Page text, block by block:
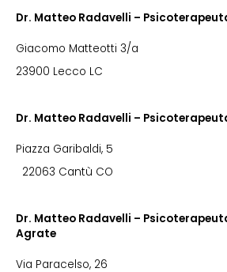
Dr. Matteo Radavelli –
Giacomo Matteotti 3/a
23900 Lecco LC
Dr. Matteo Radavelli –
Piazza Garibaldi, 5
22063 Cantù CO
Dr. Matteo Radavelli –
Agrate
Via Paracelso, 26